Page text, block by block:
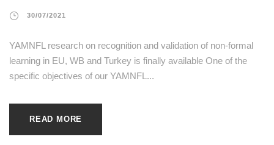
30/07/2021
YAMNFL research on recognition and validation of non-formal
learning in EU, WB and Turkey is finally available One of the
specific objectives of our YAMNFL...
READ MORE